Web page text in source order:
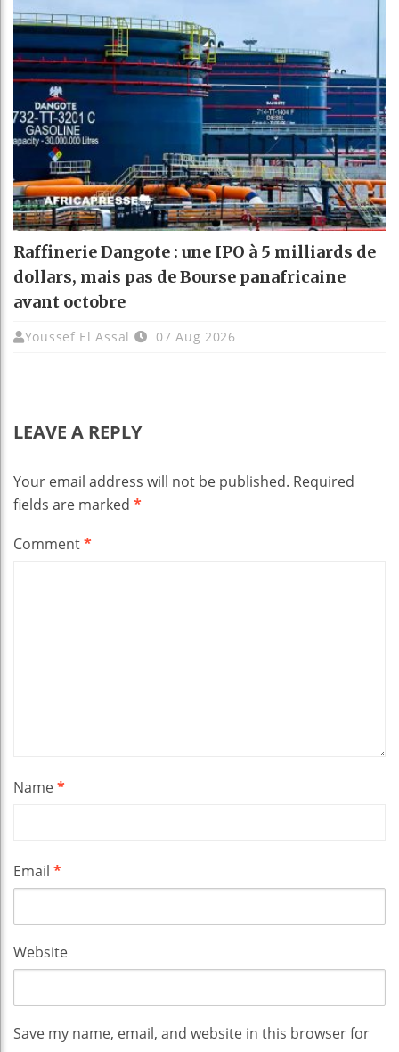
Raffinerie Dangote : une IPO à 5 milliards de
dollars, mais pas de Bourse panafricaine
avant octobre
Youssef El Assal 07 Aug 2026
LEAVE A REPLY
Your email address will not be published. Required
fields are marked *
Comment*
Name*
Email *
Website
Save my name, email, and website in this browser for